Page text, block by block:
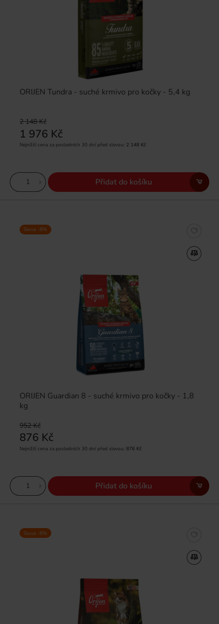
ORIJEN Tundra - suché krmivo pro kočky - 5,4 kg
2 148 Kč
1 976 Kč
Nejnižší cena za posledních 30 dní před slevou: 2 148 Kč
Přidat do košíku
ORIJEN Guardian 8 - suché krmivo pro kočky - 1,8
kg
952 Kč
876 Kč
Nejnižší cena za posledních 30 dní před slevou: 876 Kč
Sleva -8%
Přidat do košíku
Sleva -8%